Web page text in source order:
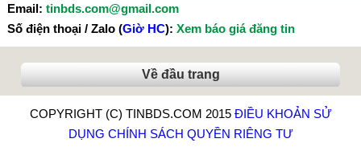
Email: tinbds.com@gmail.com
Số điện thoại / Zalo (Giờ HC): Xem báo giá đăng tin
Về đầu trang
COPYRIGHT (C) TINBDS.COM 2015 ĐIỀU KHOẢN SỬ
DỤNG CHÍNH SÁCH QUYỀN RIÊNG TƯ